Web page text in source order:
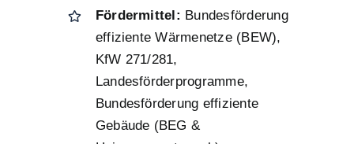
Fördermittel: Bundesförderung
effiziente Wärmenetze (BEW),
KfW 271/281,
Landesförderprogramme,
Bundesförderung effiziente
Gebäude (BEG &